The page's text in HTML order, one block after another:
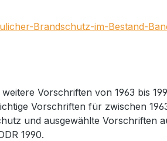
Brandschutz-im-Bestand-
Vorschriften von 1963 bis
Vorschriften für zwischen
und ausgewählte Vorschriften
1990.